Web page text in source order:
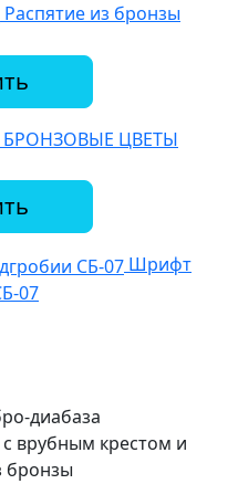
Распятие из бронзы
БРОНЗОВЫЕ ЦВЕТЫ
Шрифт
07
диабаза
врубным крестом и
бронзы